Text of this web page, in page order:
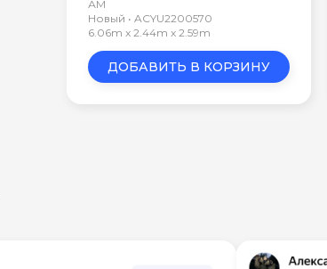
АМ
Новый • ACYU2200570
6.06m x 2.44m x 2.59m
ДОБАВИТЬ В КОРЗИНУ